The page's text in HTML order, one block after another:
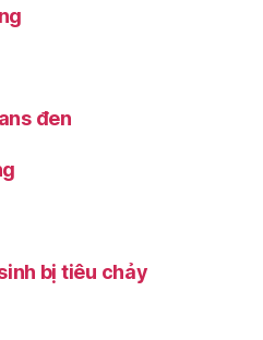
đen
bị tiêu chảy